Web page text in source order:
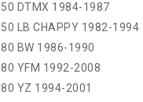
50 DTMX 1984-1987
50 LB CHAPPY 1982-1994
80 BW 1986-1990
80 YFM 1992-2008
80 YZ 1994-2001